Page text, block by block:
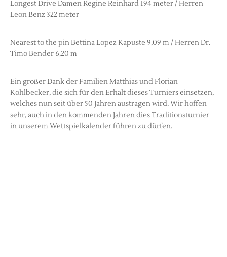
Longest Drive Damen Regine Reinhard 194 meter / Herren
Leon Benz 322 meter
Nearest to the pin Bettina Lopez Kapuste 9,09 m / Herren Dr.
Timo Bender 6,20 m
Ein großer Dank der Familien Matthias und Florian
Kohlbecker, die sich für den Erhalt dieses Turniers einsetzen,
welches nun seit über 50 Jahren austragen wird. Wir hoffen
sehr, auch in den kommenden Jahren dies Traditionsturnier
in unserem Wettspielkalender führen zu dürfen.